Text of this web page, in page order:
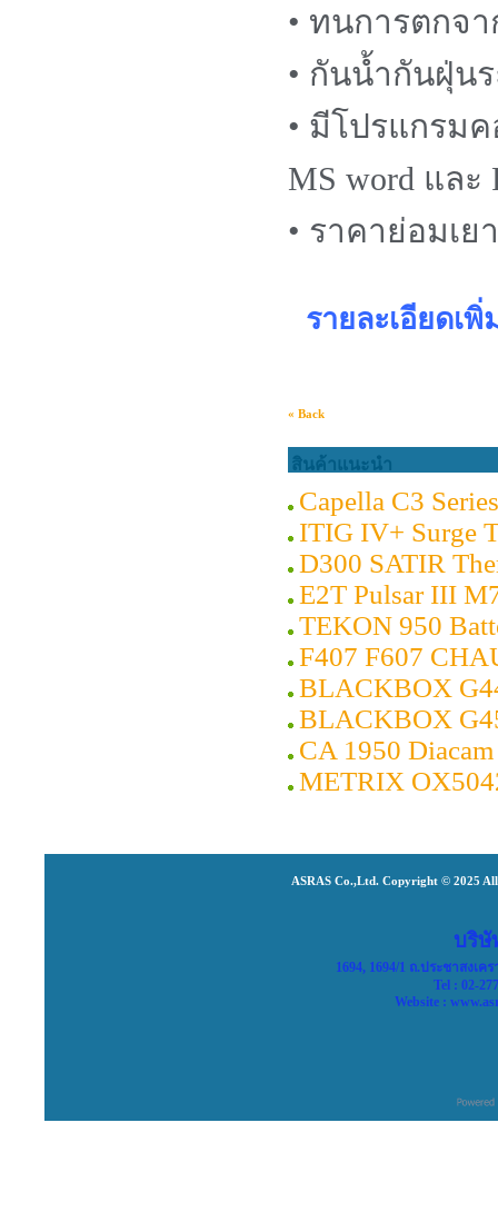
• ทนการตกจา
• กันน้ำกันฝุ่น
• มีโปรแกรม
MS word และ
• ราคาย่อมเย
รายละเอียดเพิ่
« Back
สินค้าแนะนำ
Capella C3
ITIG IV+ Surge
D300 SATIR
E2T Pulsar III
TEKON 950
F407 F607
BLACKBOX
BLACKBOX
CA 1950
METRIX
ASRAS Co.,Ltd. Copyright © 2025
บริษั
1694, 1694/1 ถ.ประชาสงเ
Tel : 02-
Website :